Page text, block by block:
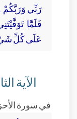
رَبِّي وَرَبَّكُمْ
فَلَمَّا
عَلَى كُلِّ
الآية
في سورة